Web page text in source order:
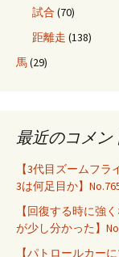
試合 (70)
距離走 (138)
馬(29)
最近のコメン
【3代目ズームフ
3は何足目か】
【回復する時に強
が少し分かった】
【パトロールカー